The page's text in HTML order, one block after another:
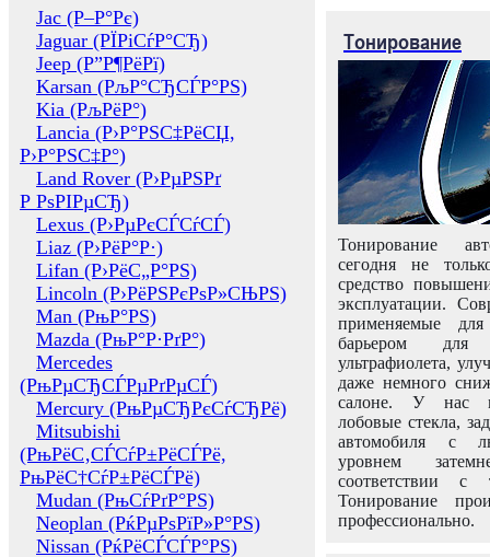
Jac (Р–Р°Рє)
Jaguar (РЇРіСѓР°СЂ)
Jeep (Р”Р¶РёРї)
Karsan (РљР°СЂСЃР°РЅ)
Kia (РљРёР°)
Lancia (Р›Р°РЅС‡РёСЏ,
Р›Р°РЅС‡Р°)
Land Rover (Р›РµРЅРґ
Р РѕРІРµСЂ)
Lexus (Р›РµРєСЃСѓСЃ)
Liaz (Р›РёР°Р·)
Lifan (Р›РёС„Р°РЅ)
Lincoln (Р›РёРЅРєРѕР»СЊРЅ)
Man (РњР°РЅ)
Mazda (РњР°Р·РґР°)
Mercedes
(РњРµСЂСЃРµРґРµСЃ)
Mercury (РњРµСЂРєСѓСЂРё)
Mitsubishi
(РњРёС‚СЃСѓР±РёСЃРё,
РњРёС†СѓР±РёСЃРё)
Mudan (РњСѓРґР°РЅ)
Neoplan (РќРµРѕРїР»Р°РЅ)
Nissan (РќРёСЃСЃР°РЅ)
Тонирование
Тонирование
сегодня не
средство
эксплуатации.
применяемые
барьером для
ультрафиолета,
даже немного
салоне. У нас
лобовые стекла,
автомобиля с
уровнем
соответствии с
Тонирование
профессионально.